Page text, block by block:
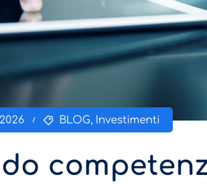
BLOG, Investimenti